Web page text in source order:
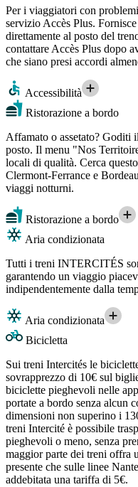
Per i viaggiatori con
servizio Accès Plus.
direttamente al posto del
contattare Accès Plus dopo
che siano presi accordi
Accessibilità
Ristorazione a bordo
Affamato o assetato? Goditi
posto. Il menu "Nos
locali di qualità. Cerca
Clermont-Ferrance e
viaggi notturni.
Ristorazione a bordo
Aria condizionata
Tutti i treni INTERCITÉS
garantendo un viaggio
indipendentemente dalla
Aria condizionata
Bicicletta
Sui treni Intercités le
sovrapprezzo di 10€ sul
biciclette pieghevoli nelle
portate a bordo senza alcun
dimensioni non superino i
treni Intercité è possibile
pieghevoli o meno, senza
maggior parte dei treni offra
presente che sulle linee
addebitata una tariffa di 5€.